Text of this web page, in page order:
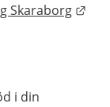
Skaraborg
i din